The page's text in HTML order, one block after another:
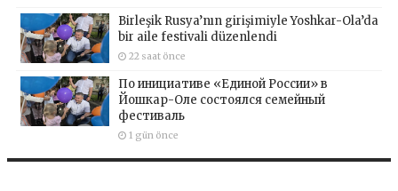
Birleşik Rusya’nın girişimiyle Yoshkar-Ola’da
bir aile festivali düzenlendi
22 saat önce
По инициативе «Единой России» в
Йошкар-Оле состоялся семейный
фестиваль
1 gün önce